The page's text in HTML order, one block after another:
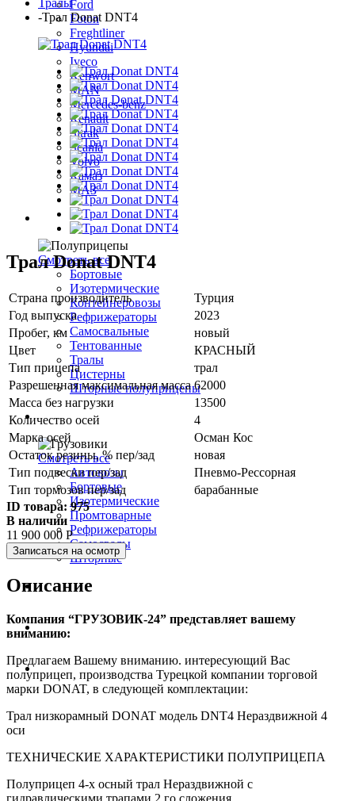
Ford
Foton
Freghtliner
Hyundai
Iveco
Kenwort
MAN
Mercedes-benz
Renault
Sitrak
Scania
Volvo
Камаз
МАЗ
Полуприцепы
Смотреть все
Бортовые
Изотермические
Контейнеровозы
Рефрижераторы
Самосвальные
Тентованные
Тралы
Цистерны
Шторные полуприцепы
Грузовики
Смотреть все
Автовозы
Бортовые
Изотермические
Промтоварные
Рефрижераторы
Самосвалы
Шторные
Коммерческие авто
Автобусы
Спецтехника
Тралы
-Трал Donat DNT4
Трал Donat DNT4
Страна производитель
Турция
Год выпуска
2023
Пробег, км
новый
Цвет
КРАСНЫЙ
Тип прицепа
трал
Разрешенная максимальная масса 62000
Масса без нагрузки
13500
Количество осей
4
Марка осей
Осман Кос
Остаток резины, % пер/зад
новая
Тип подвески пер/зад
Пневмо-Рессорная
Тип тормозов пер/зад
барабанные
ID товара:975
В наличии
11 900 000 Р
Записаться на осмотр
Описание
Компания “ГРУЗОВИК-24” представляет вашему
вниманию:
Предлагаем Вашему вниманию. интересующий Вас
полуприцеп, производства Турецкой компании торговой
марки DONAT, в следующей комплектации:
Трал низкорамный DONAT модель DNT4 Нераздвижной 4
оси
ТЕХНИЧЕСКИЕ ХАРАКТЕРИСТИКИ ПОЛУПРИЦЕПА
Полуприцеп 4-х осный трал Нераздвижной с
гидравлическими трапами 2 го сложения